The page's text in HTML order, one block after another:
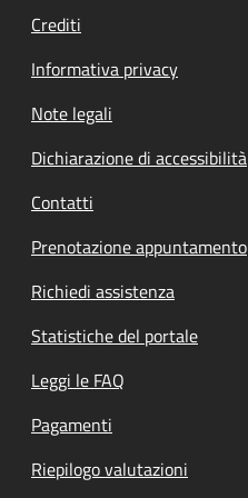
Crediti
Informativa privacy
Note legali
Dichiarazione di accessibilità
Contatti
Prenotazione appuntamento
Richiedi assistenza
Statistiche del portale
Leggi le FAQ
Pagamenti
Riepilogo valutazioni